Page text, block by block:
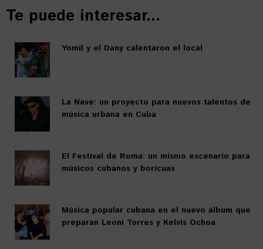
Te puede interesar...
Yomil y el Dany calentaron el local
La Nave: un proyecto para nuevos talentos de
música urbana en Cuba
El Festival de Roma: un mismo escenario para
músicos cubanos y boricuas
Música popular cubana en el nuevo álbum que
preparan Leoni Torres y Kelvis Ochoa